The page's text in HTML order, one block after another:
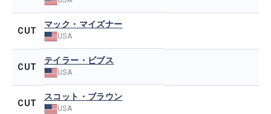
CUT
マック・マイズナー
USA
CUT
テイラー・ビブス
USA
CUT
スコット・ブラウン
USA